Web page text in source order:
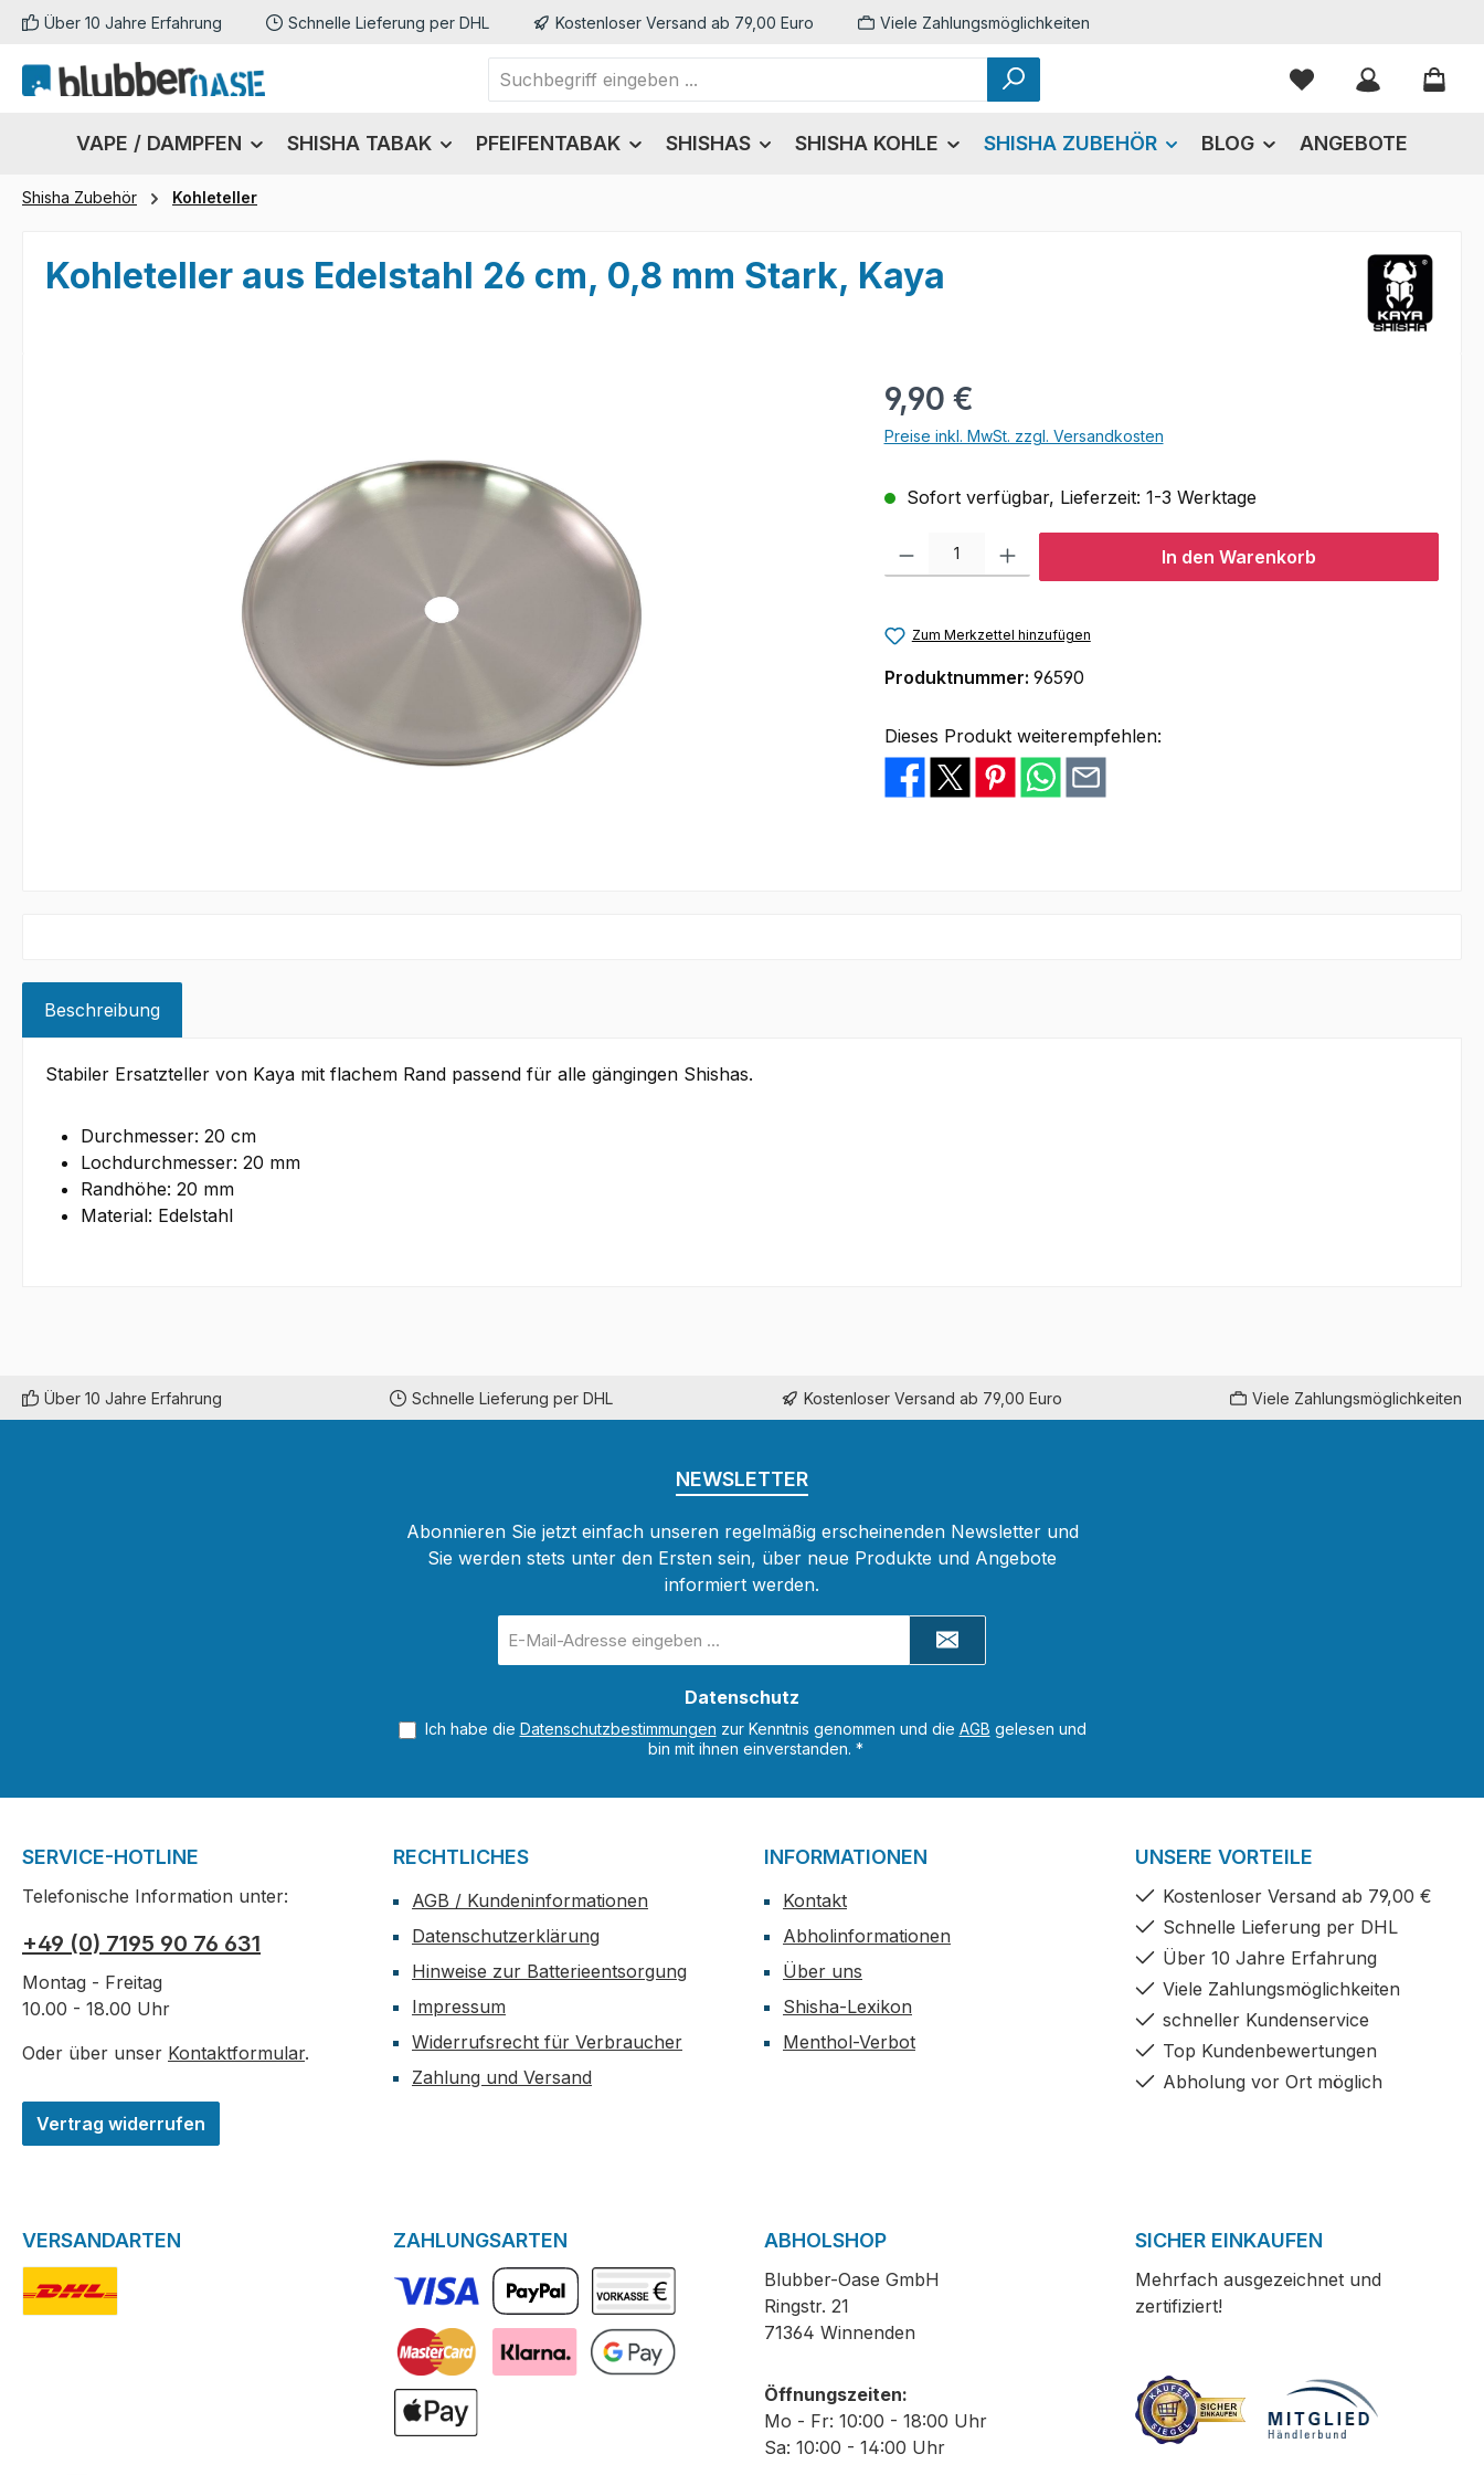
Hauptinhalt springen
Zur Suche springen
Zur Hauptnavigation springen
Über 10 Jahre Erfahrung Schnelle Lieferung per DHL Kostenloser Versand ab 79,00 Euro Viele Zahlungsmöglichkeiten
Du hast 0
VAPE / DAMPFEN SHISHA TABAK PFEIFENTABAK SHISHAS SHISHA KOHLE SHISHA ZUBEHÖR BLOG ANGEBOTE
Shisha Zubehör Kohleteller
Kohleteller aus Edelstahl 26 cm, 0,8 mm Stark, Kaya
Regulärer Preis:
9,90 €
Preise inkl. MwSt. zzgl. Versandkosten
Sofort verfügbar, Lieferzeit: 1-3 Werktage
Produkt Anzahl: Gib den gewünschten Wert ein oder benutze die Schaltflächen
In den Warenkorb
Zum Merkzettel hinzufügen
Produktnummer: 96590
Dieses Produkt weiterempfehlen:
Beschreibung
Stabiler Ersatzteller von Kaya mit flachem Rand passend für alle gängingen Shishas.
Durchmesser: 20 cm
Lochdurchmesser: 20 mm
Randhöhe: 20 mm
Material: Edelstahl
Über 10 Jahre Erfahrung Schnelle Lieferung per DHL Kostenloser Versand ab 79,00 Euro Viele Zahlungsmöglichkeiten
NEWSLETTER
Abonnieren Sie jetzt einfach unseren regelmäßig erscheinenden Newsletter und
Sie werden stets unter den Ersten sein, über neue Produkte und Angebote
informiert werden.
Mail-
Datenschutz
Ich habe die Datenschutzbestimmungen zur Kenntnis genommen und die AGB gelesen und
bin mit ihnen einverstanden. *
SERVICE-HOTLINE
Telefonische Information unter:
+49 (0) 7195 90 76 631
Montag - Freitag
10.00 - 18.00 Uhr
Oder über unser Kontaktformular.
Vertrag widerrufen
RECHTLICHES
AGB / Kundeninformationen
Datenschutzerklärung
Hinweise zur Batterieentsorgung
Impressum
Widerrufsrecht für Verbraucher
Zahlung und Versand
INFORMATIONEN
Kontakt
Abholinformationen
Über uns
Shisha-Lexikon
Menthol-Verbot
UNSERE VORTEILE
Kostenloser Versand ab 79,00 €
Schnelle Lieferung per DHL
Über 10 Jahre Erfahrung
Viele Zahlungsmöglichkeiten
schneller Kundenservice
Top Kundenbewertungen
Abholung vor Ort möglich
VERSANDARTEN ZAHLUNGSARTEN
Vorkasse
PayPal
Kreditkarte
VISA Logo
ABHOLSHOP
Blubber-Oase GmbH
Ringstr. 21
71364 Winnenden
Öffnungszeiten:
Mo - Fr: 10:00 - 18:00 Uhr
Sa: 10:00 - 14:00 Uhr
SICHER EINKAUFEN
Mehrfach ausgezeichnet und
zertifiziert!